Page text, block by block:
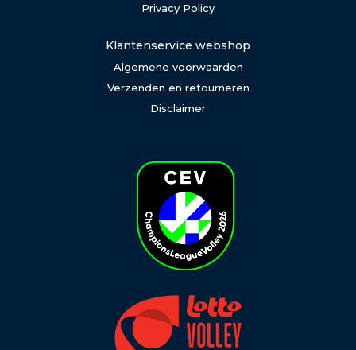
Privacy Policy
Klantenservice webshop
Algemene voorwaarden
Verzenden en retourneren
Disclaimer